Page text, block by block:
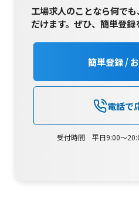
工場求人のことなら何で
だけます。ぜひ、簡単登録
簡単登録 /
電話で
受付時間 平日9:00～